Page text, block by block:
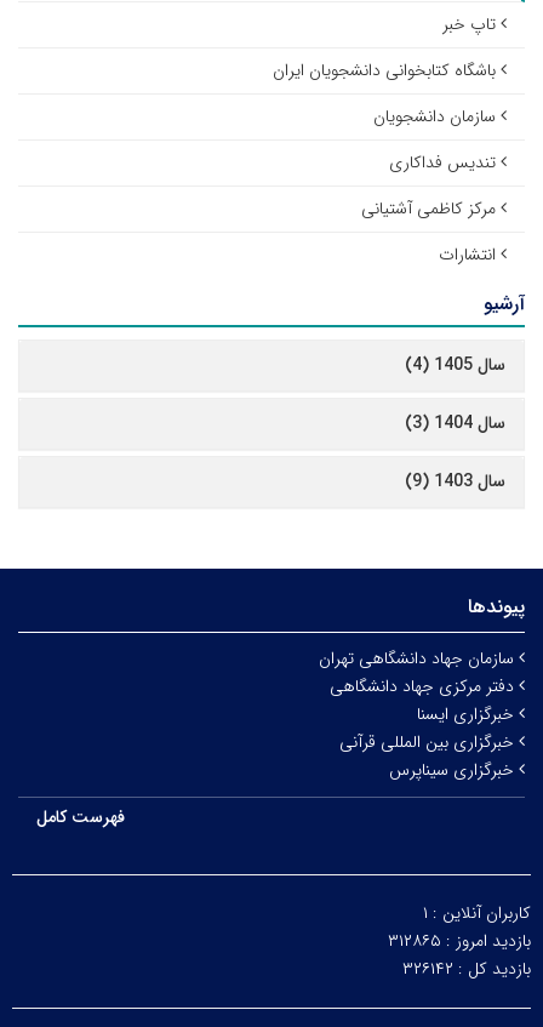
تاپ خبر
باشگاه کتابخوانی دانشجویان ایران
سازمان دانشجویان
تندیس فداکاری
مرکز کاظمی آشتیانی
انتشارات
آرشیو
سال 1405 (4)
سال 1404 (3)
سال 1403 (9)
پیوندها
سازمان جهاد دانشگاهی تهران
دفتر مرکزی جهاد دانشگاهی
خبرگزاری ایسنا
خبرگزاری بین المللی قرآنی
خبرگزاری سیناپرس
فهرست کامل
کاربران آنلاین : ۱
بازدید امروز : ۳۱۲۸۶۵
بازدید کل : ۳۲۶۱۴۲